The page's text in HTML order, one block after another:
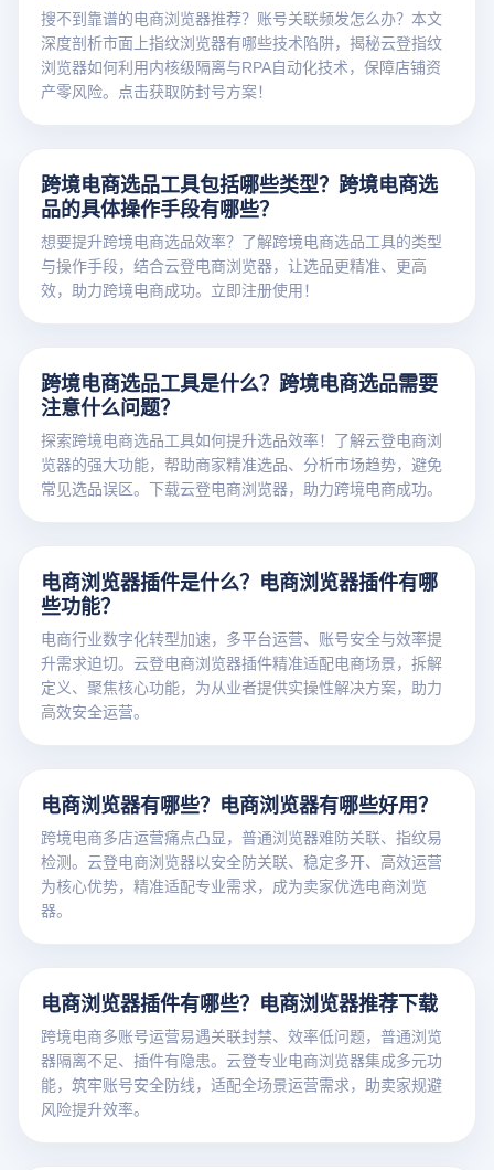
搜不到靠谱的电商浏览器推荐？账号关联频发怎么办？本文
深度剖析市面上指纹浏览器有哪些技术陷阱，揭秘云登指纹
浏览器如何利用内核级隔离与RPA自动化技术，保障店铺资
产零风险。点击获取防封号方案！
跨境电商选品工具包括哪些类型？跨境电商选
品的具体操作手段有哪些？
想要提升跨境电商选品效率？了解跨境电商选品工具的类型
与操作手段，结合云登电商浏览器，让选品更精准、更高
效，助力跨境电商成功。立即注册使用！
跨境电商选品工具是什么？跨境电商选品需要
注意什么问题？
探索跨境电商选品工具如何提升选品效率！了解云登电商浏
览器的强大功能，帮助商家精准选品、分析市场趋势，避免
常见选品误区。下载云登电商浏览器，助力跨境电商成功。
电商浏览器插件是什么？电商浏览器插件有哪
些功能？
电商行业数字化转型加速，多平台运营、账号安全与效率提
升需求迫切。云登电商浏览器插件精准适配电商场景，拆解
定义、聚焦核心功能，为从业者提供实操性解决方案，助力
高效安全运营。
电商浏览器有哪些？电商浏览器有哪些好用？
跨境电商多店运营痛点凸显，普通浏览器难防关联、指纹易
检测。云登电商浏览器以安全防关联、稳定多开、高效运营
为核心优势，精准适配专业需求，成为卖家优选电商浏览
器。
电商浏览器插件有哪些？电商浏览器推荐下载
跨境电商多账号运营易遇关联封禁、效率低问题，普通浏览
器隔离不足、插件有隐患。云登专业电商浏览器集成多元功
能，筑牢账号安全防线，适配全场景运营需求，助卖家规避
风险提升效率。